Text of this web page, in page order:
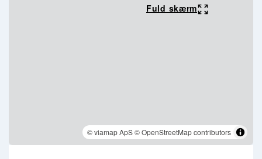
Fuld skærm
© viamap ApS© OpenStreetMap contributors